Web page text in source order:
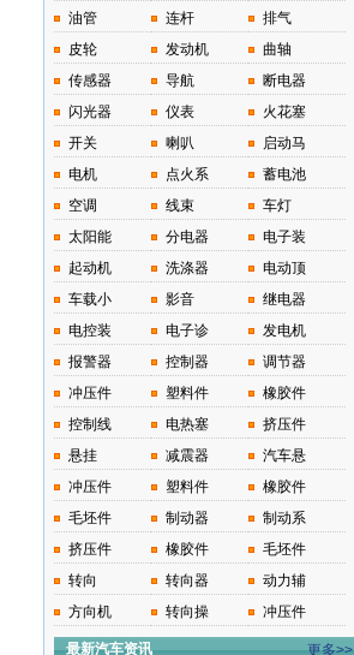
油管
连杆
排气
皮轮
发动机
曲轴
传感器
导航
断电器
闪光器
仪表
火花塞
开关
喇叭
启动马
电机
点火系
蓄电池
空调
线束
车灯
太阳能
分电器
电子装
起动机
洗涤器
电动顶
车载小
影音
继电器
电控装
电子诊
发电机
报警器
控制器
调节器
冲压件
塑料件
橡胶件
控制线
电热塞
挤压件
悬挂
减震器
汽车悬
冲压件
塑料件
橡胶件
毛坯件
制动器
制动系
挤压件
橡胶件
毛坯件
转向
转向器
动力辅
方向机
转向操 冲压件
最新汽车资讯
更多>>